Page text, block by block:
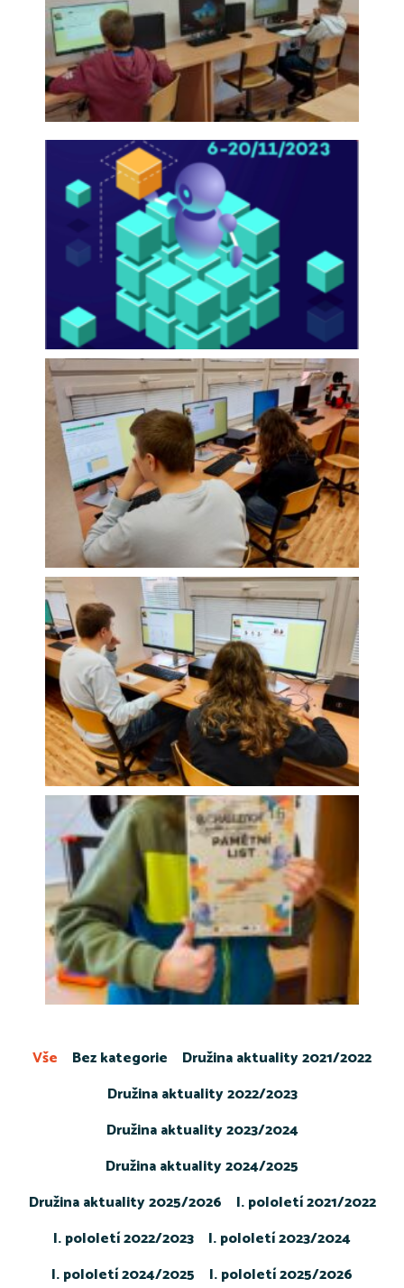
Bez kategorie
Družina aktuality 2021/2022
Družina aktuality 2022/2023
Družina aktuality 2023/2024
Družina aktuality 2024/2025
Družina aktuality 2025/2026
I. pololetí 2021/2022
I. pololetí 2022/2023
I. pololetí 2023/2024
I. pololetí 2024/2025
I. pololetí 2025/2026
Vše